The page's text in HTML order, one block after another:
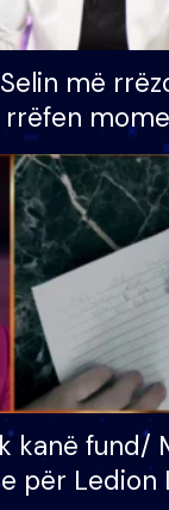
më
rrëfen
e BB
e
kanë fund/
për Ledion